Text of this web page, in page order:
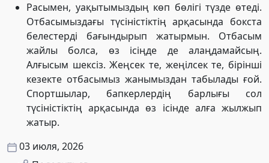
Расымен, уақытымыздың көп бөлігі түзде өтеді.
Отбасымыздағы түсіністіктің арқасында бокста
белестерді бағындырып жатырмын. Отбасым
жайлы болса, өз ісіңде де алаңдамайсың.
Алғысым шексіз. Жеңсек те, жеңілсек те, бірінші
кезекте отбасымыз жанымыздан табылады ғой.
Спортшылар, бапкерлердің барлығы сол
түсіністіктің арқасында өз ісінде алға жылжып
жатыр.
03 июля, 2026